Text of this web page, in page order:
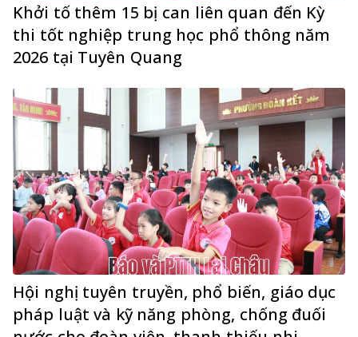
Khởi tố thêm 15 bị can liên quan đến Kỳ
thi tốt nghiệp trung học phổ thông năm
2026 tại Tuyên Quang
Hội nghị tuyên truyền, phổ biến, giáo dục
pháp luật và kỹ năng phòng, chống đuối